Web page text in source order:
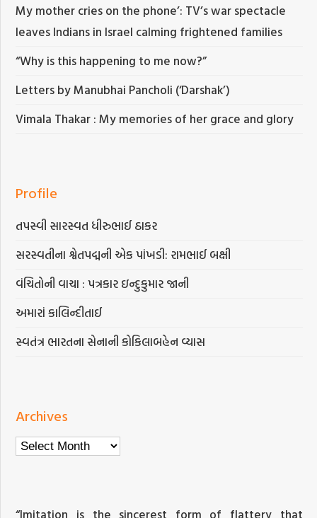
My mother cries on the phone’: TV’s war spectacle
leaves Indians in Israel calming frightened families
“Why is this happening to me now?”
Letters by Manubhai Pancholi (‘Darshak’)
Vimala Thakar : My memories of her grace and glory
Profile
તપસ્વી સારસ્વત ધીરુભાઈ ઠાકર
સરસ્વતીના શ્વેતપદ્મની એક પાંખડી: રામભાઈ બક્ષી
વંચિતોની વાચા : પત્રકાર ઇન્દુકુમાર જાની
અમારાં કાલિન્દીતાઈ
સ્વતંત્ર ભારતના સેનાની કોકિલાબહેન વ્યાસ
Archives
Archives
“Imitation is the sincerest form of flattery that